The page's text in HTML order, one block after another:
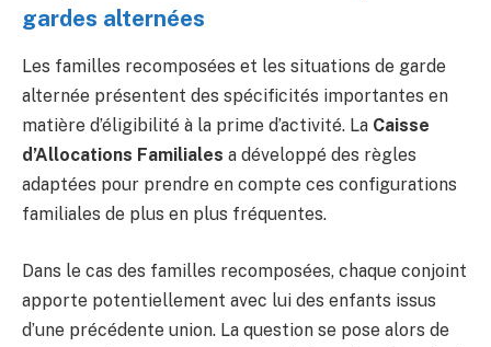
gardes alternées
Les familles recomposées et les situations de garde
alternée présentent des spécificités importantes en
matière d’éligibilité à la prime d’activité. La Caisse
d’Allocations Familiales a développé des règles
adaptées pour prendre en compte ces configurations
familiales de plus en plus fréquentes.
Dans le cas des familles recomposées, chaque conjoint
apporte potentiellement avec lui des enfants issus
d’une précédente union. La question se pose alors de